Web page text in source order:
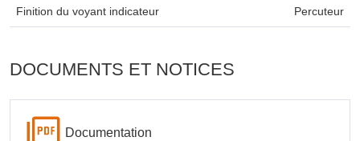
Finition du voyant indicateur Percuteur
DOCUMENTS ET NOTICES
Documentation